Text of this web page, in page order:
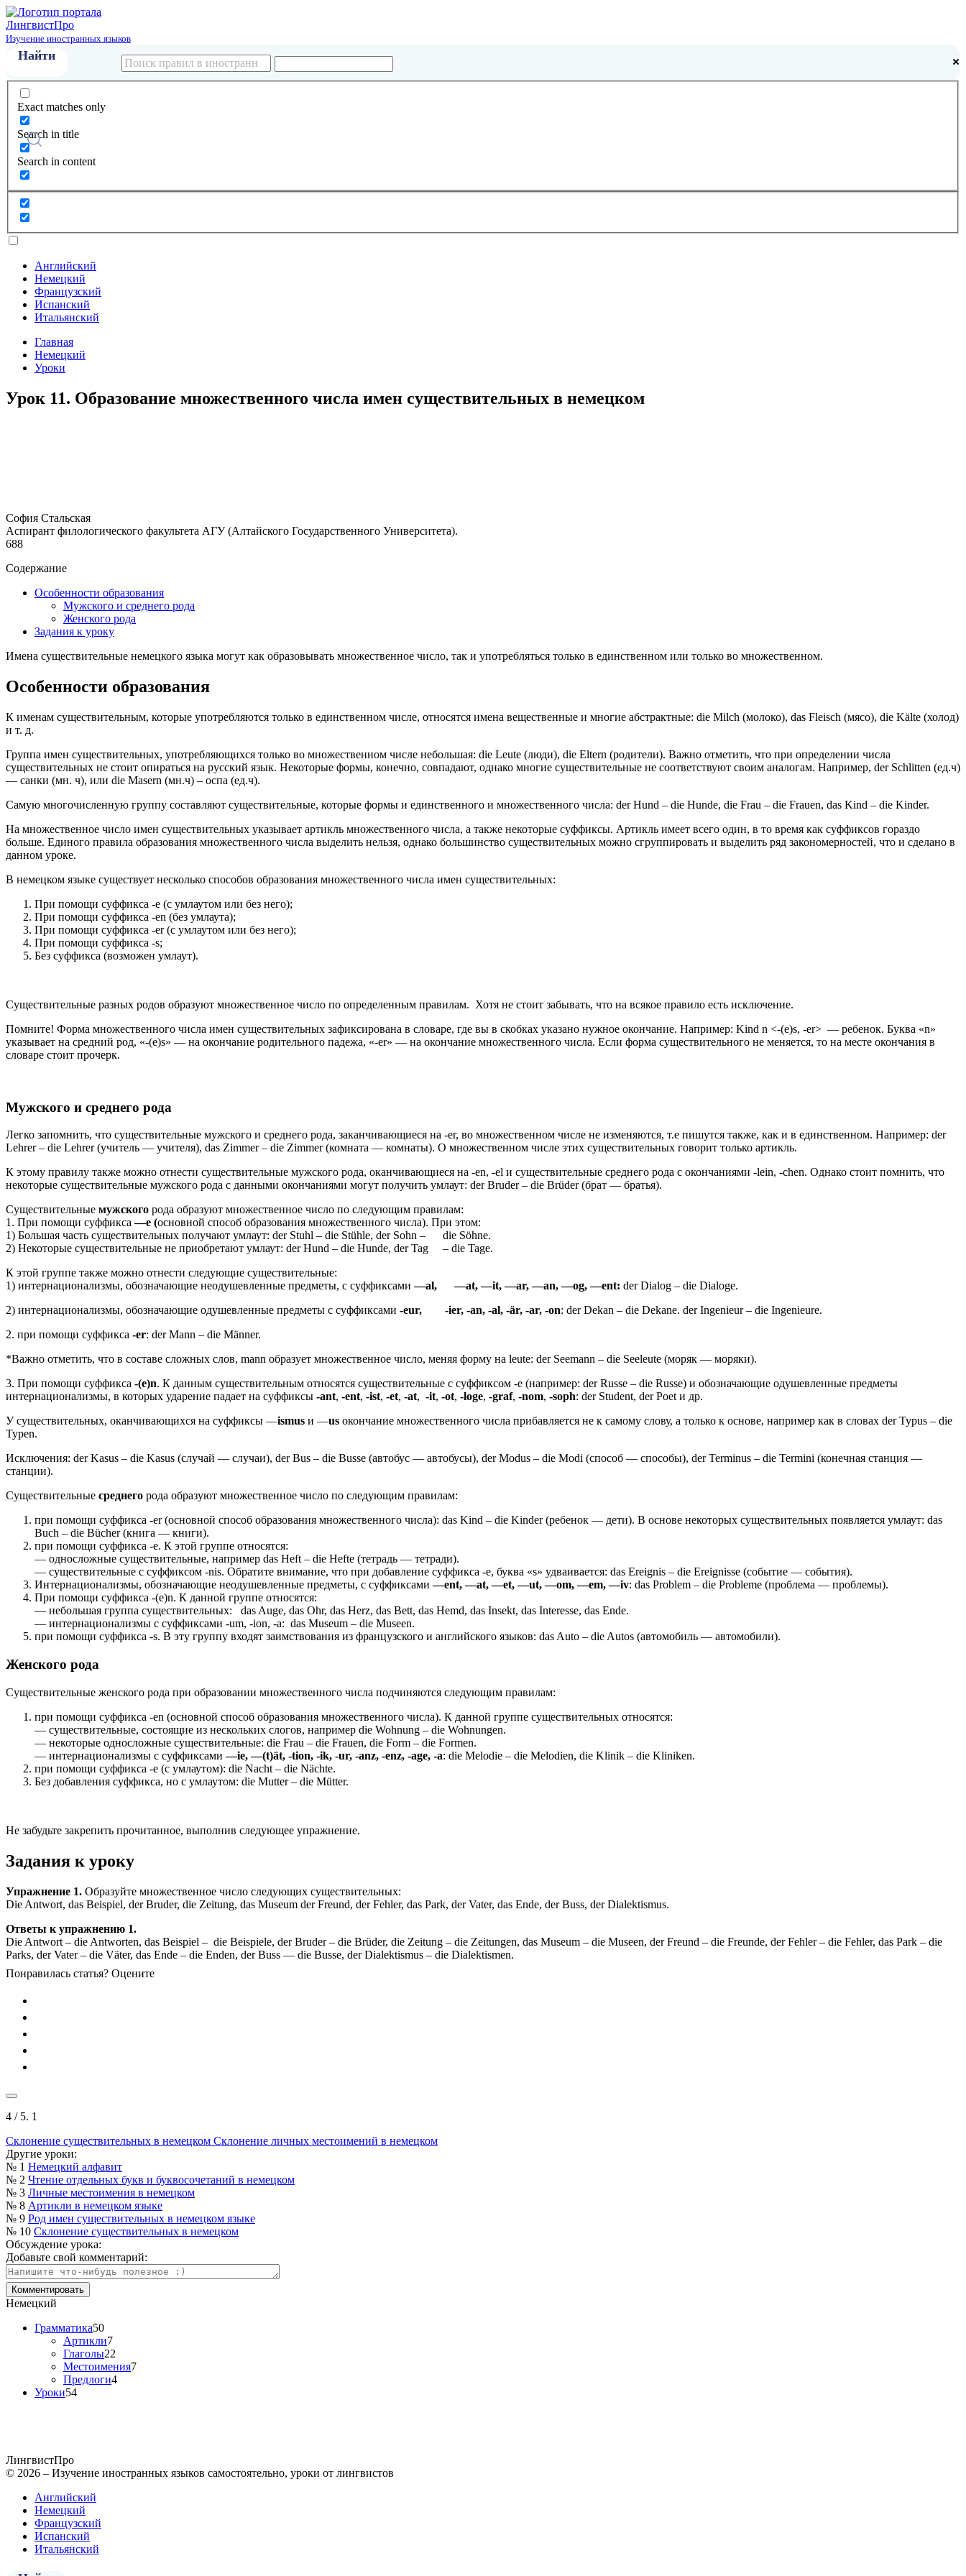
ЛингвистПро
Изучение иностранных языков
Exact matches only
Search in title
Search in content
Английский
Немецкий
Французский
Испанский
Итальянский
Главная
Немецкий
Уроки
Урок 11. Образование множественного числа имен существительных в немецком
София Стальская
Аспирант филологического факультета АГУ (Алтайского Государственного Университета).
688
Содержание
Особенности образования
Мужского и среднего рода
Женского рода
Задания к уроку
Имена существительные немецкого языка могут как образовывать множественное число, так и употребляться только в единственном или только во множественном.
Особенности образования
К именам существительным, которые употребляются только в единственном числе, относятся имена вещественные и многие абстрактные: die Milch (молоко), das Fleisch (мясо), die Kälte (холод)
и т. д.
Группа имен существительных, употребляющихся только во множественном числе небольшая: die Leute (люди), die Eltern (родители). Важно отметить, что при определении числа
существительных не стоит опираться на русский язык. Некоторые формы, конечно, совпадают, однако многие существительные не соответствуют своим аналогам. Например, der Schlitten (ед.ч)
— санки (мн. ч), или die Masern (мн.ч) – оспа (ед.ч).
Самую многочисленную группу составляют существительные, которые формы и единственного и множественного числа: der Hund – die Hunde, die Frau – die Frauen, das Kind – die Kinder.
На множественное число имен существительных указывает артикль множественного числа, а также некоторые суффиксы. Артикль имеет всего один, в то время как суффиксов гораздо
больше. Единого правила образования множественного числа выделить нельзя, однако большинство существительных можно сгруппировать и выделить ряд закономерностей, что и сделано в
данном уроке.
В немецком языке существует несколько способов образования множественного числа имен существительных:
При помощи суффикса -е (с умлаутом или без него);
При помощи суффикса -en (без умлаута);
При помощи суффикса -er (с умлаутом или без него);
При помощи суффикса -s;
Без суффикса (возможен умлаут).
Существительные разных родов образуют множественное число по определенным правилам. Хотя не стоит забывать, что на всякое правило есть исключение.
Помните! Форма множественного числа имен существительных зафиксирована в словаре, где вы в скобках указано нужное окончание. Например: Kind n <-(e)s, -er> — ребенок. Буква «n»
указывает на средний род, «-(e)s» — на окончание родительного падежа, «-er» — на окончание множественного числа. Если форма существительного не меняется, то на месте окончания в
словаре стоит прочерк.
Мужского и среднего рода
Легко запомнить, что существительные мужского и среднего рода, заканчивающиеся на -er, во множественном числе не изменяются, т.е пишутся также, как и в единственном. Например: der
Lehrer – die Lehrer (учитель — учителя), das Zimmer – die Zimmer (комната — комнаты). О множественном числе этих существительных говорит только артикль.
К этому правилу также можно отнести существительные мужского рода, оканчивающиеся на -en, -el и существительные среднего рода с окончаниями -lein, -chen. Однако стоит помнить, что
некоторые существительные мужского рода с данными окончаниями могут получить умлаут: der Bruder – die Brüder (брат — братья).
Существительные мужского рода образуют множественное число по следующим правилам:
1. При помощи суффикса—e (основной способ образования множественного числа). При этом:
1) Большая часть существительных получают умлаут: der Stuhl – die Stühle, der Sohn – die Söhne.
2) Некоторые существительные не приобретают умлаут: der Hund – die Hunde, der Tag – die Tage.
К этой группе также можно отнести следующие существительные:
1) интернационализмы, обозначающие неодушевленные предметы, с суффиксами—al, —at, —it, —ar, —an, —og, —ent: der Dialog – die Dialoge.
2) интернационализмы, обозначающие одушевленные предметы с суффиксами -eur, -ier, -an, -al, -är, -ar, -on: der Dekan – die Dekane. der Ingenieur – die Ingenieure.
2. при помощи суффикса -er: der Mann – die Männer.
*Важно отметить, что в составе сложных слов, mann образует множественное число, меняя форму на leute: der Seemann – die Seeleute (моряк — моряки).
3. При помощи суффикса -(e)n. К данным существительным относятся существительные с суффиксом -e (например: der Russe – die Russe) и обозначающие одушевленные предметы
интернационализмы, в которых ударение падает на суффиксы -ant, -ent, -ist, -et, -at, -it, -ot, -loge, -graf, -nom, -soph: der Student, der Poet и др.
У существительных, оканчивающихся на суффиксы —ismus и —us окончание множественного числа прибавляется не к самому слову, а только к основе, например как в словах der Typus – die
Typen.
Исключения: der Kasus – die Kasus (случай — случаи), der Bus – die Busse (автобус — автобусы), der Modus – die Modi (способ — способы), der Terminus – die Termini (конечная станция —
станции).
Существительные среднего рода образуют множественное число по следующим правилам:
при помощи суффикса -er (основной способ образования множественного числа): das Kind – die Kinder (ребенок — дети). В основе некоторых существительных появляется умлаут: das
Buch – die Bücher (книга — книги).
при помощи суффикса -e. К этой группе относятся:
— односложные существительные, например das Heft – die Hefte (тетрадь — тетради).
— существительные с суффиксом -nis. Обратите внимание, что при добавление суффикса -e, буква «s» удваивается: das Ereignis – die Ereignisse (событие — события).
Интернационализмы, обозначающие неодушевленные предметы, с суффиксами—ent, —at, —et, —ut, —om, —em, —iv: das Problem – die Probleme (проблема — проблемы).
При помощи суффикса -(e)n. К данной группе относятся:
— небольшая группа существительных: das Auge, das Ohr, das Herz, das Bett, das Hemd, das Insekt, das Interesse, das Ende.
— интернационализмы с суффиксами -um, -ion, -a: das Museum – die Museen.
при помощи суффикса -s. В эту группу входят заимствования из французского и английского языков: das Auto – die Autos (автомобиль — автомобили).
Женского рода
Существительные женского рода при образовании множественного числа подчиняются следующим правилам:
при помощи суффикса -en (основной способ образования множественного числа). К данной группе существительных относятся:
— существительные, состоящие из нескольких слогов, например die Wohnung – die Wohnungen.
— некоторые односложные существительные: die Frau – die Frauen, die Form – die Formen.
— интернационализмы с суффиксами—ie, —(t)ät, -tion, -ik, -ur, -anz, -enz, -age, -a: die Melodie – die Melodien, die Klinik – die Kliniken.
при помощи суффикса -e (c умлаутом): die Nacht – die Nächte.
Без добавления суффикса, но с умлаутом: die Mutter – die Mütter.
Не забудьте закрепить прочитанное, выполнив следующее упражнение.
Задания к уроку
Упражнение 1. Образуйте множественное число следующих существительных:
Die Antwort, das Beispiel, der Bruder, die Zeitung, das Museum der Freund, der Fehler, das Park, der Vater, das Ende, der Buss, der Dialektismus.
Ответы к упражнению 1.
Die Antwort – die Antworten, das Beispiel – die Beispiele, der Bruder – die Brüder, die Zeitung – die Zeitungen, das Museum – die Museen, der Freund – die Freunde, der Fehler – die Fehler, das Park – die
Parks, der Vater – die Väter, das Ende – die Enden, der Buss — die Busse, der Dialektismus – die Dialektismen.
Понравилась статья? Оцените
4 / 5. 1
Склонение существительных в немецком Склонение личных местоимений в немецком
Другие уроки:
№ 1 Немецкий алфавит
№ 2 Чтение отдельных букв и буквосочетаний в немецком
№ 3 Личные местоимения в немецком
№ 8 Артикли в немецком языке
№ 9 Род имен существительных в немецком языке
№ 10 Склонение существительных в немецком
Обсуждение урока:
Добавьте свой комментарий:
Немецкий
Грамматика50
Артикли7
Глаголы22
Местоимения7
Предлоги4
Уроки54
ЛингвистПро
© 2026 – Изучение иностранных языков самостоятельно, уроки от лингвистов
Английский
Немецкий
Французский
Испанский
Итальянский